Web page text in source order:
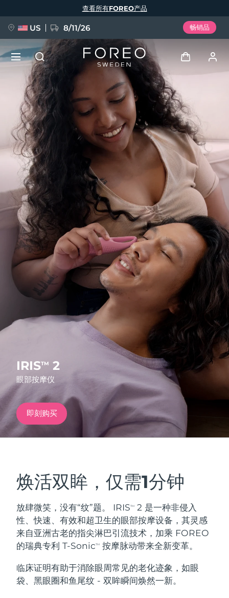
IRISTM 2
眼部按摩仪
即刻购买
焕活双眸，仅需1分钟
放肆微笑，没有“纹”题。 IRISTM
2 是一种非侵入
性、快速、有效和超卫生的眼部按摩设备，其灵感
来自亚洲古老的指尖淋巴引流技术，加乘 FOREO
的瑞典专利 T-SonicTM 按摩脉动带来全新变革。
临床证明有助于消除眼周常见的老化迹象，如眼
袋、黑眼圈和鱼尾纹 - 双眸瞬间焕然一新。
查看所有FOREO产品
US 8/11/26 畅销品
用户信息
我的设备
我的订单
我的地址
我的订阅
新品
FAQ™ Pure Beauty-Tech Elixir
BREAKING NEWS
issa™ Teeth Whitening Set
FAQ™ Dual LED Panel
特别优惠 畅销产品
红光疗法
面部清洁
LUNA™ 4 套装
Anti-aging massage
紧致提拉
BEAR™ 2 套装
Microcurrent toning
补水保湿 口腔护理
语言
English Deutsch
Español
Français
Italiano
Português
Polski
Svenska
Русский
Türkçe
简体中文 繁體中文
发货国家
美国 预计送达日期 8/11/26
英国 预计送达日期 8/10/26
预计送达日期 8/10/26
预计送达日期8/13/26
预计送达日期 8/10/26
德国 预计送达日期
加拿大 预计送达日期8/14/26
奥地利 预计送达日期
比利时 预计送达日期8/10/26
百慕大 预计送达日期8/16/26
波斯尼亚和黑塞哥维那 预计送达日期8/13/26